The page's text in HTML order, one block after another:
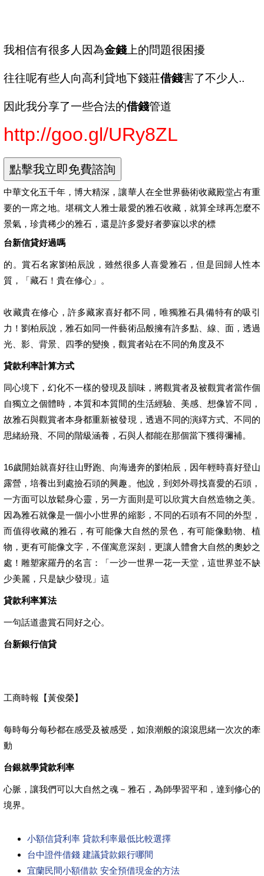
我相信有很多人因為金錢 上的問題很困擾
往往呢有些人向高利貸地下錢莊借錢害了不少人..
因此我分享了一些合法的借錢管道
http://goo.gl/URy8ZL
中華文化五千年，博大精深，讓華人在全世界藝術收藏殿堂占有重
要的一席之地。堪稱文人雅士最愛的雅石收藏，就算全球再怎麼不
景氣，珍貴稀少的雅石，還是許多愛好者夢寐以求的標
台新信貸好過嗎
的。賞石名家劉柏辰說，雖然很多人喜愛雅石，但是回歸人性本
質，「藏石！貴在修心」。
收藏貴在修心，許多藏家喜好都不同，唯獨雅石具備特有的吸引
力！劉柏辰說，雅石如同一件藝術品般擁有許多點、線、面，透過
光、影、背景、四季的變換，觀賞者站在不同的角度及不
貸款利率計算方式
同心境下，幻化不一樣的發現及韻味，將觀賞者及被觀賞者當作個
自獨立之個體時，本質和本質間的生活經驗、美感、想像皆不同，
故雅石與觀賞者本身都重新被發現，透過不同的演繹方式、不同的
思緒紛飛、不同的階級涵養，石與人都能在那個當下獲得彌補。
16歲開始就喜好往山野跑、向海邊奔的劉柏辰，因年輕時喜好登山
露營，培養出到處撿石頭的興趣。他說，到郊外尋找喜愛的石頭，
一方面可以放鬆身心靈，另一方面則是可以欣賞大自然造物之美。
因為雅石就像是一個小小世界的縮影，不同的石頭有不同的外型，
而值得收藏的雅石，有可能像大自然的景色，有可能像動物、植
物，更有可能像文字，不僅寓意深刻，更讓人體會大自然的奧妙之
處！雕塑家羅丹的名言：「一沙一世界一花一天堂，這世界並不缺
少美麗，只是缺少發現」這
貸款利率算法
一句話道盡賞石同好之心。
台新銀行信貸
工商時報【黃俊榮】
每時每分每秒都在感受及被感受，如浪潮般的滾滾思緒一次次的牽
動
台銀就學貸款利率
心脈，讓我們可以大自然之魂－雅石，為師學習平和，達到修心的
境界。
小額信貸利率 貸款利率最低比較選擇
台中證件借錢 建議貸款銀行哪間
宜蘭民間小額借款 安全預借現金的方法